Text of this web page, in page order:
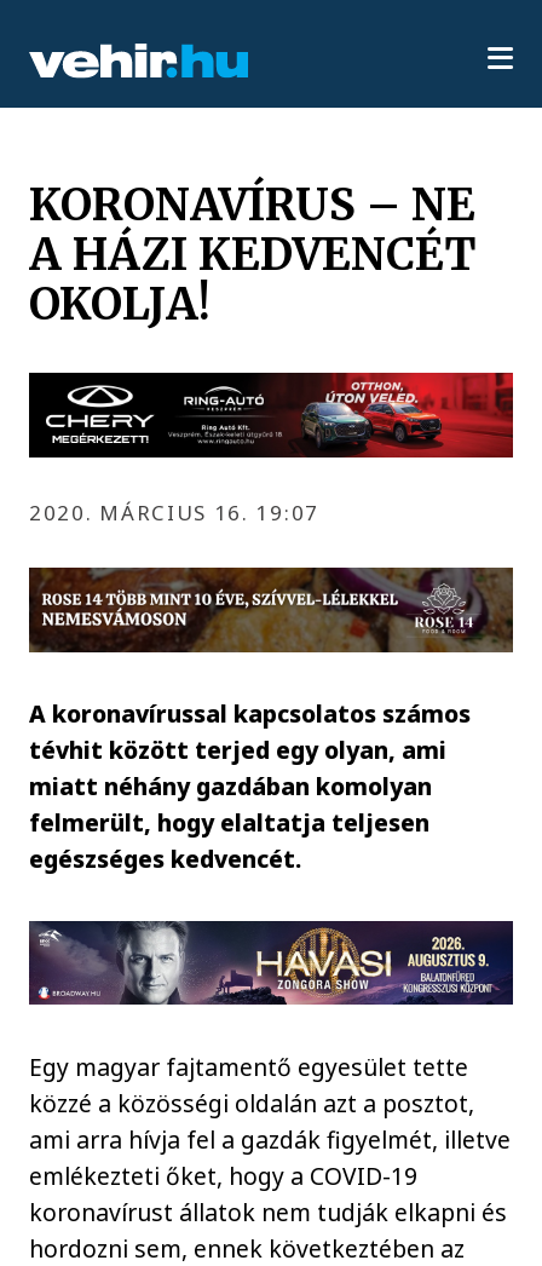
KORONAVÍRUS – NE
A HÁZI KEDVENCÉT
OKOLJA!
2020. MÁRCIUS 16. 19:07
A koronavírussal kapcsolatos számos
tévhit között terjed egy olyan, ami
miatt néhány gazdában komolyan
felmerült, hogy elaltatja teljesen
egészséges kedvencét.
Egy magyar fajtamentő egyesület tette
közzé a közösségi oldalán azt a posztot,
ami arra hívja fel a gazdák figyelmét, illetve
emlékezteti őket, hogy a COVID-19
koronavírust állatok nem tudják elkapni és
hordozni sem, ennek következtében az